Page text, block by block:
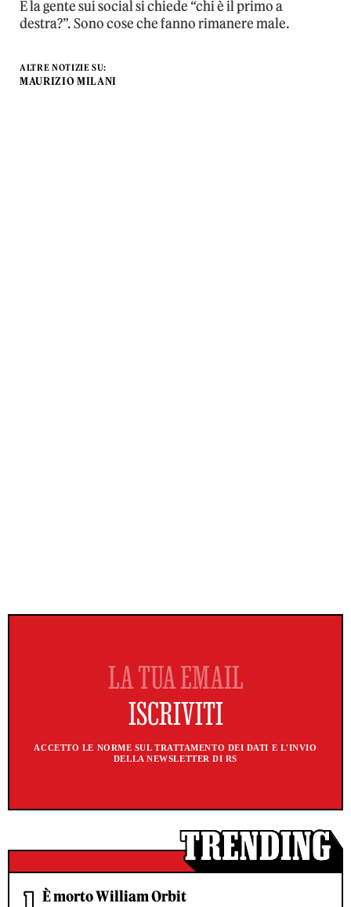
E la gente sui social si chiede “chi è il primo a
destra?”. Sono cose che fanno rimanere male.
ALTRE NOTIZIE SU:
MAURIZIO MILANI
ACCETTO LE NORME SUL TRATTAMENTO DEI DATI E L'INVIO
DELLA NEWSLETTER DI RS
È morto William Orbit